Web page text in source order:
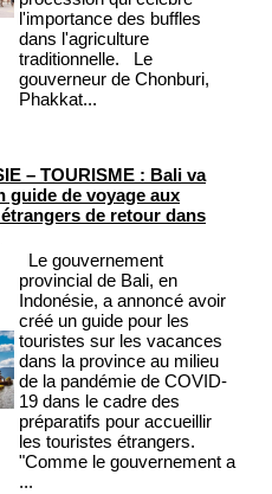
l'importance des buffles
dans l'agriculture
traditionnelle. Le
gouverneur de Chonburi,
Phakkat...
– TOURISME : Bali va
guide de voyage aux
de retour dans
Le gouvernement
provincial de Bali, en
Indonésie, a annoncé avoir
créé un guide pour les
touristes sur les vacances
dans la province au milieu
de la pandémie de COVID-
19 dans le cadre des
préparatifs pour accueillir
les touristes étrangers.
"Comme le gouvernement a
...